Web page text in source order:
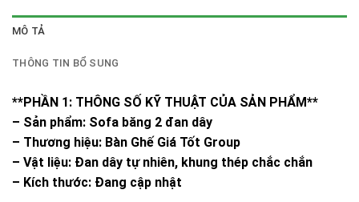
MÔ TẢ
THÔNG TIN BỔ SUNG
**PHẦN 1: THÔNG SỐ KỸ THUẬT CỦA SẢN PHẨM**
– Sản phẩm: Sofa băng 2 đan dây
– Thương hiệu: Bàn Ghế Giá Tốt Group
– Vật liệu: Đan dây tự nhiên, khung thép chắc chắn
– Kích thước: Đang cập nhật